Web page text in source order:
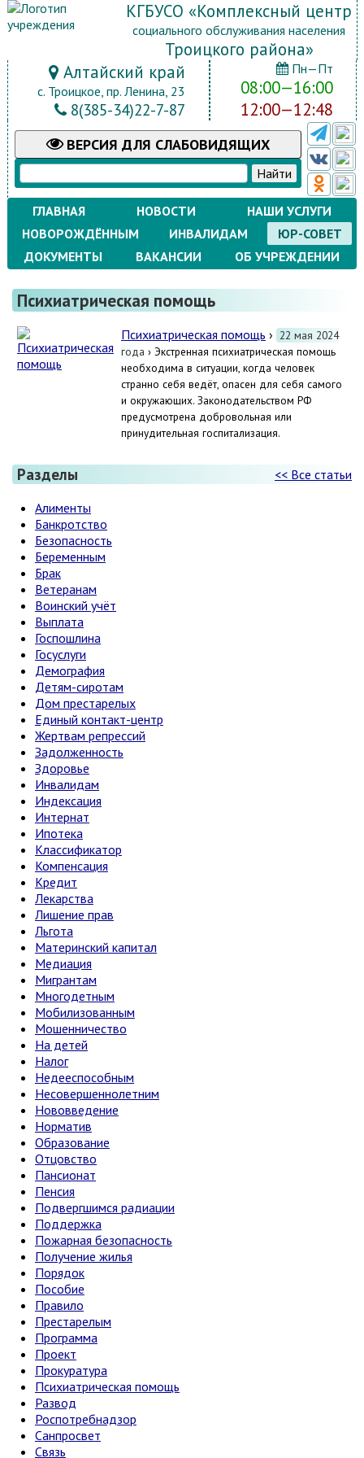
КГБУСО «Комплексный центр
социального обслуживания населения
Троицкого района»
Алтайский край
с. Троицкое, пр. Ленина, 23
8(385-34)22-7-87
Пн—Пт
08:00—16:00
12:00—12:48
ВЕРСИЯ ДЛЯ СЛАБОВИДЯЩИХ
ГЛАВНАЯ НОВОСТИ
НАШИ УСЛУГИ
НОВОРОЖДЁННЫМ
ИНВАЛИДАМ
ЮР-СОВЕТ
ДОКУМЕНТЫ
ВАКАНСИИ ОБ УЧРЕЖДЕНИИ
Разделы << Все статьи
Алименты
Банкротство
Безопасность
Беременным
Брак
Ветеранам
Воинский учёт
Выплата
Госпошлина
Госуслуги
Демография
Детям-сиротам
Дом престарелых
Единый контакт-центр
Жертвам репрессий
Задолженность
Здоровье
Инвалидам
Индексация
Интернат
Ипотека
Классификатор
Компенсация
Кредит
Лекарства
Лишение прав
Льгота
Материнский капитал
Медиация
Мигрантам
Многодетным
Мобилизованным
Мошенничество
На детей
Налог
Недееспособным
Несовершеннолетним
Нововведение
Норматив
Образование
Отцовство
Пансионат
Пенсия
Подвергшимся радиации
Поддержка
Пожарная безопасность
Получение жилья
Порядок
Пособие
Правило
Престарелым
Программа
Проект
Прокуратура
Психиатрическая помощь
Развод
Роспотребнадзор
Санпросвет
Связь
Психиатрическая помощь
Психиатрическая помощь › 22 мая 2024
года › Экстренная психиатрическая помощь
необходима в ситуации, когда человек
странно себя ведёт, опасен для себя самого
и окружающих. Законодательством РФ
предусмотрена добровольная или
принудительная госпитализация.